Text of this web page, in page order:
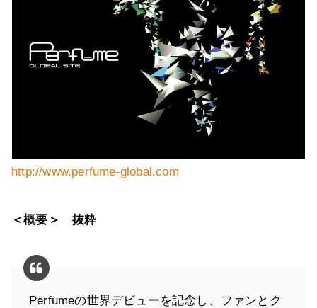
http://www.perfume-global.com
＜概要＞ 抜粋
Perfumeの世界デビューを記念し、ファンとク